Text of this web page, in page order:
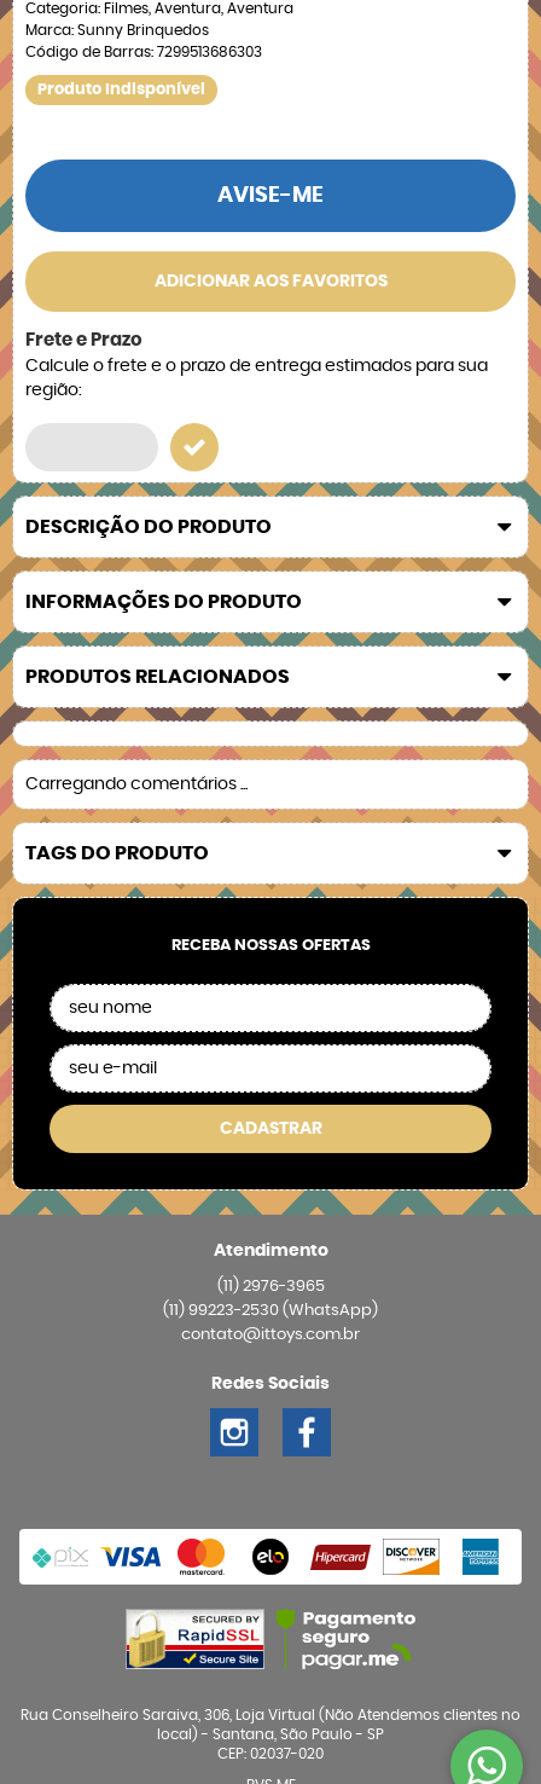
Categoria: Filmes Aventura Aventura
Marca: Sunny Brinquedos
Código de Barras: 7299513686303
Produto Indisponível
AVISE-ME
ADICIONAR AOS FAVORITOS
Frete e Prazo
Calcule o frete e o prazo de entrega estimados para sua
região:
DESCRIÇÃO DO PRODUTO
INFORMAÇÕES DO PRODUTO
PRODUTOS RELACIONADOS
Carregando comentários ...
TAGS DO PRODUTO
RECEBA NOSSAS OFERTAS
CADASTRAR
Atendimento
(11)2976-3965
(11) 99223-2530 (WhatsApp)
contato@ittoys.com.br
Redes Sociais
Rua Conselheiro Saraiva, 306, Loja Virtual (Não Atendemos clientes no
local) - Santana, São Paulo - SP
CEP: 02037-020